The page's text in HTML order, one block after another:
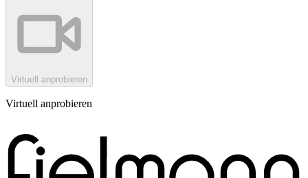
Virtuell anprobieren
Virtuell anprobieren